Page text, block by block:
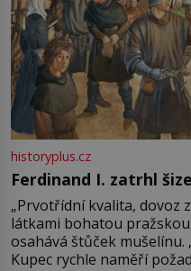
historyplus.cz
Ferdinand I. zatrhl
„Prvotřídní kvalita, dovoz
látkami bohatou
osahává štůček mušelínu.
Kupec rychle naměří